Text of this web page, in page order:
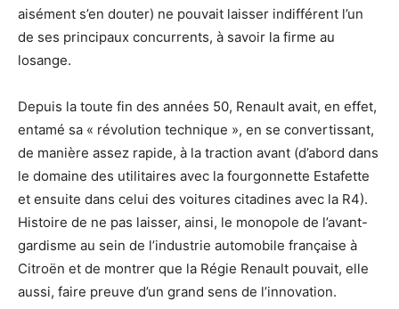
aisément s’en douter) ne pouvait laisser indifférent l’un
de ses principaux concurrents, à savoir la firme au
losange.
Depuis la toute fin des années 50, Renault avait, en effet,
entamé sa « révolution technique », en se convertissant,
de manière assez rapide, à la traction avant (d’abord dans
le domaine des utilitaires avec la fourgonnette Estafette
et ensuite dans celui des voitures citadines avec la R4).
Histoire de ne pas laisser, ainsi, le monopole de l’avant-
gardisme au sein de l’industrie automobile française à
Citroën et de montrer que la Régie Renault pouvait, elle
aussi, faire preuve d’un grand sens de l’innovation.